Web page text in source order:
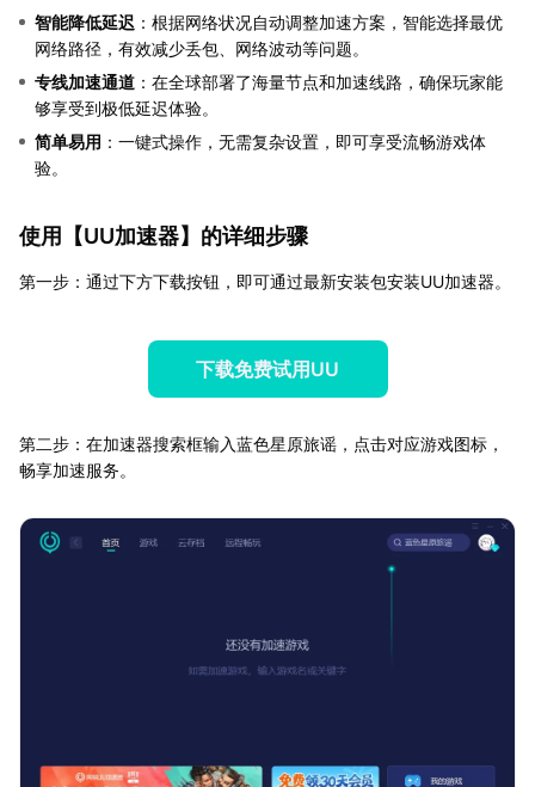
智能降低延迟 ：根据网络状况自动调整加速方案，智能选择最优
网络路径，有效减少丢包、网络波动等问题。
专线加速通道 ：在全球部署了海量节点和加速线路，确保玩家能
够享受到极低延迟体验。
简单易用 ：一键式操作，无需复杂设置，即可享受流畅游戏体
验。
使用【UU加速器】的详细步骤
第一步：通过下方下载按钮，即可通过最新安装包安装UU加速器。
下载免费试用UU
第二步：在加速器搜索框输入蓝色星原旅谣，点击对应游戏图标，
畅享加速服务。